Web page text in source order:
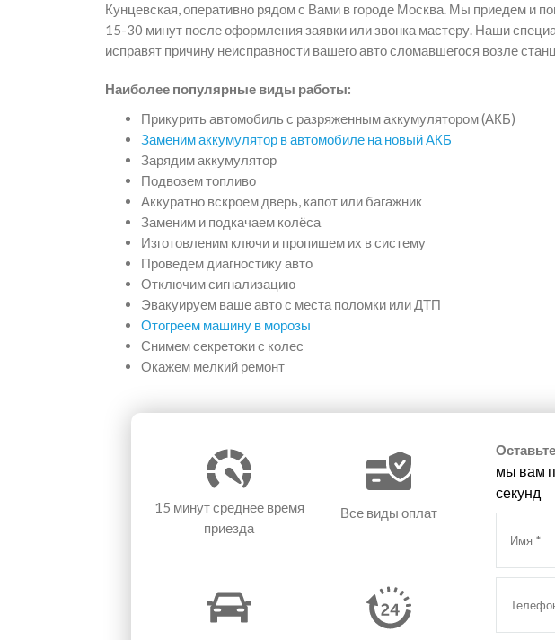
Кунцевская, оперативно рядом с Вами в городе Москва. Мы приедем и
15-30 минут после оформления заявки или звонка мастеру. Наши
исправят причину неисправности вашего авто сломавшегося возле
Наиболее популярные виды работы:
Прикурить автомобиль с разряженным аккумулятором (АКБ)
Заменим аккумулятор в автомобиле на новый АКБ
Зарядим аккумулятор
Подвозем топливо
Аккуратно вскроем дверь, капот или багажник
Заменим и подкачаем колёса
Изготовленим ключи и пропишем их в систему
Проведем диагностику авто
Отключим сигнализацию
Эвакуируем ваше авто с места поломки или ДТП
Отогреем машину в морозы
Снимем секретоки с колес
Окажем мелкий ремонт
15 минутсреднее время
приезда
Все виды оплат
мы вам
секунд